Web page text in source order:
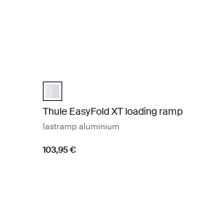
Thule EasyFold XT loading ramp
Thule EasyFold XT loading ramp
lastramp aluminium
103,95 €